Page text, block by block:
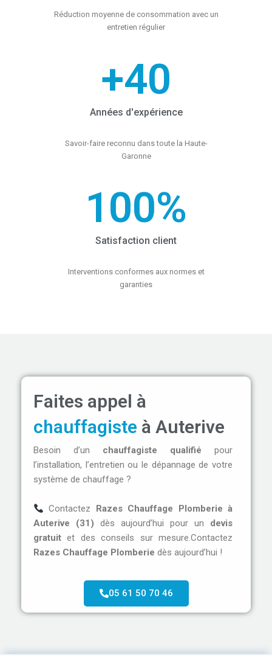
Réduction moyenne de consommation avec un
entretien régulier
Années d'expérience
+40
Savoir-faire reconnu dans toute la Haute-
Garonne
Satisfaction client
100%
Interventions conformes aux normes et
garanties
Faites appel à
chauffagiste à Auterive
Besoin d’un chauffagiste qualifié pour
l’installation, l’entretien ou le dépannage de votre
système de chauffage ?
Contactez Razes Chauffage Plomberie à
Auterive (31) dès aujourd’hui pour un devis
gratuit et des conseils sur mesure.Contactez
Razes Chauffage Plomberie dès aujourd’hui !
05 61 50 70 46